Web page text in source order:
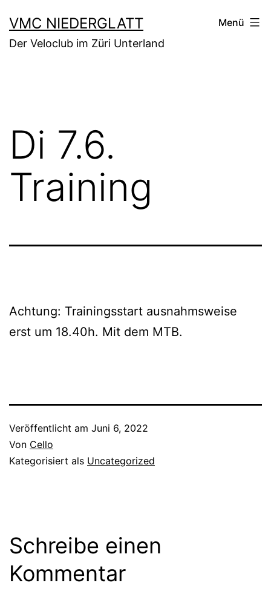
Inhalt
springen
VMC NIEDERGLATT
Der Veloclub im Züri Unterland
Menü
Di 7.6.
Training
Achtung: Trainingsstart ausnahmsweise
erst um 18.40h. Mit dem MTB.
Veröffentlicht am Juni 6, 2022
Von Cello
Kategorisiert als Uncategorized
Schreibe einen
Kommentar